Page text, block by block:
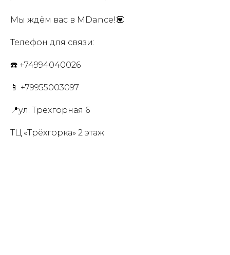
Мы ждём вас в MDance!💟
Телефон для связи:
☎️ +74994040026
📱 +79955003097
📍ул. Трехгорная 6
ТЦ «Трёхгорка» 2 этаж